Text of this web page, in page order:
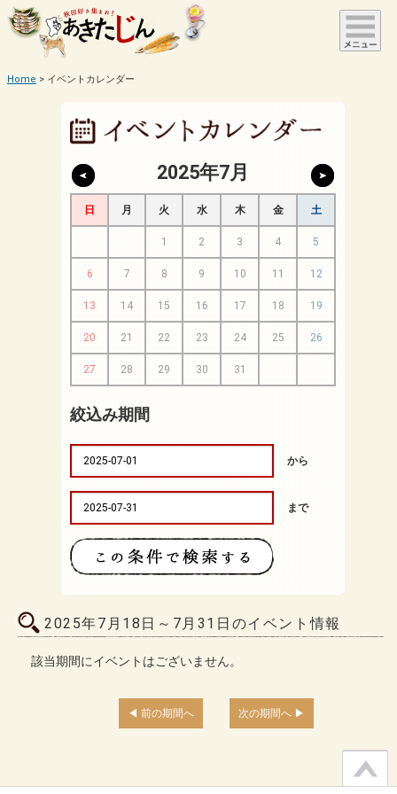
Home イベントカレンダー
2025年7月
日 月 火 水 木 金 土
1 2 3 4 5
6 7 8 9 10 11 12
13 14 15 16 17 18 19
20 21 22 23 24 25 26
27 28 29 30 31
絞込み期間
から
まで
2025年7月18日～7月31日のイベント情報
該当期間にイベントはございません。
前の期間へ 次の期間へ